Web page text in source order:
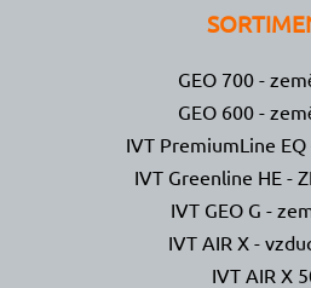
GEO 700 -
GEO 600 -
IVT PremiumLine
IVT Greenline HE -
IVT GEO G -
IVT AIR X -
IVT AIR X